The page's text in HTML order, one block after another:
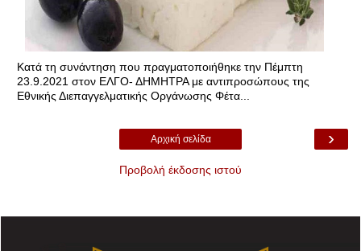
Κατά τη συνάντηση που πραγματοποιήθηκε την Πέμπτη
23.9.2021 στον ΕΛΓΟ- ΔΗΜΗΤΡΑ με αντιπροσώπους της
Εθνικής Διεπαγγελματικής Οργάνωσης Φέτα...
›
Αρχική σελίδα
Προβολή έκδοσης ιστού